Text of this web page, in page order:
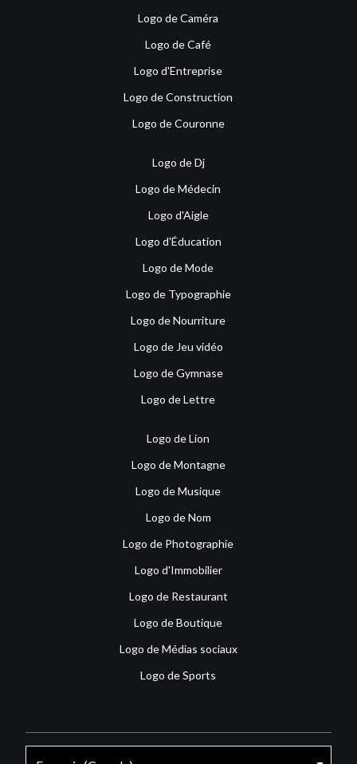
Logo de Caméra
Logo de Café
Logo d'Entreprise
Logo de Construction
Logo de Couronne
Logo de Dj
Logo de Médecin
Logo d'Aigle
Logo d'Éducation
Logo de Mode
Logo de Typographie
Logo de Nourriture
Logo de Jeu vidéo
Logo de Gymnase
Logo de Lettre
Logo de Lion
Logo de Montagne
Logo de Musique
Logo de Nom
Logo de Photographie
Logo d'Immobilier
Logo de Restaurant
Logo de Boutique
Logo de Médias sociaux
Logo de Sports